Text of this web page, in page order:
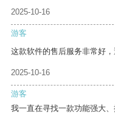
2025-10-16
游客
这款软件的售后服务非常好
2025-10-16
游客
我一直在寻找一款功能强大